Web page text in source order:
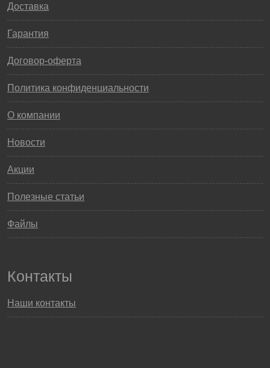
Доставка
Гарантия
Договор-оферта
Политика конфиденциальности
О компании
Новости
Акции
Полезные статьи
Файлы
Контакты
Наши контакты